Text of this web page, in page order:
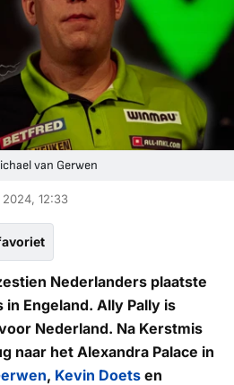
van Gerwen
12:33
Nederlanders plaatste
Engeland. Ally Pally is
Nederland. Na Kerstmis
naar het Alexandra Palace in
, Kevin Doets en